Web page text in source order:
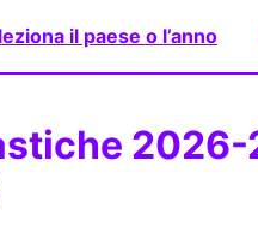
il paese o l’anno